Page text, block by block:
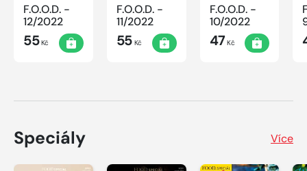
F.O.O.D. -
12/2022
55Kč
F.O.O.D. -
11/2022
55Kč
F.O.O.D. -
10/2022
47Kč
Speciály Více